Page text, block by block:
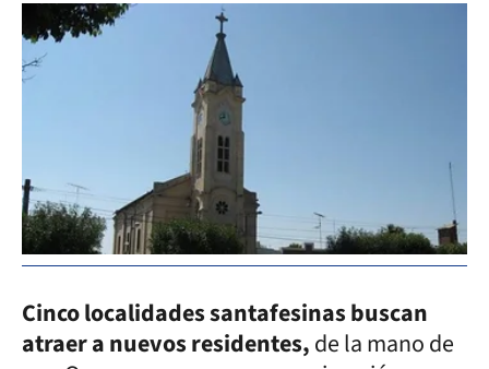
Cinco localidades santafesinas buscan
atraer a nuevos residentes,de la mano de